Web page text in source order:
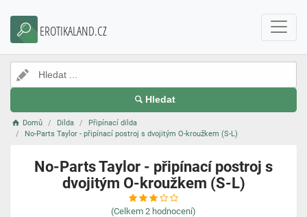
EROTIKALAND.CZ
Hledat
Domů Dilda
Připínací dilda
No-Parts Taylor - připínací postroj s dvojitým O-kroužkem (S-L)
No-Parts Taylor - připínací postroj s
dvojitým O-kroužkem (S-L)
(Celkem 2 hodnocení)